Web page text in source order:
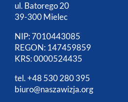
ul. Batorego 20
39-300 Mielec
NIP: 7010443085
REGON: 147459859
KRS: 0000524435
tel. +48 530 280 395
biuro@naszawizja.org